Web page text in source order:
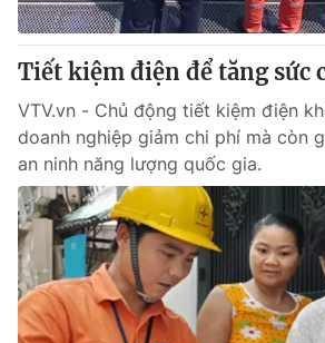
® Cấm sao chép dưới mọi hình thức nếu
thuận bằng văn bản. Ghi rõ nguồn VTV.vn
thông tin từ website này.
Tiết kiệm điện để tăng sức
VTV.vn - Chủ động tiết kiệm điện
doanh nghiệp giảm chi phí mà còn
an ninh năng lượng quốc gia.